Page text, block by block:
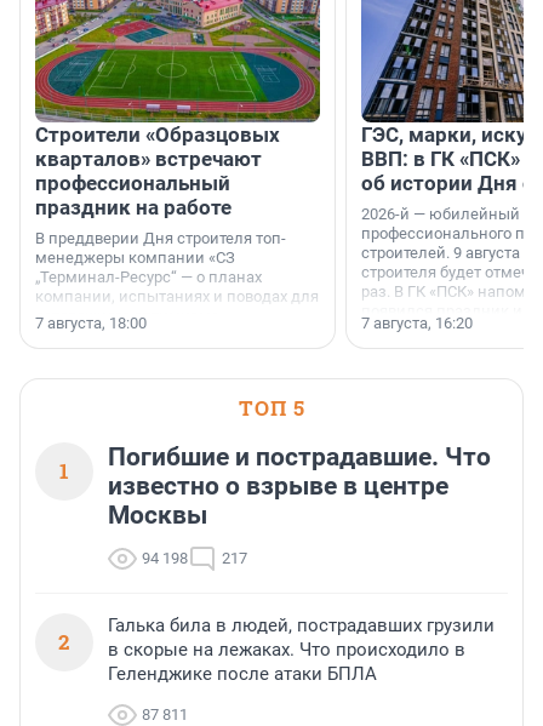
Строители «Образцовых
кварталов» встречают
профессиональный
праздник на работе
В преддверии Дня строителя топ-
менеджеры компании «СЗ
„Терминал-Ресурс“ — о планах
компании, испытаниях и поводах для
осторожного оптимизма.
7 августа, 18:00
ГЭС, марки,
ВВП: в ГК «ПСК»
об истории Дня
2026-й — юбилейный
профессионального
строителей. 9 августа
строителя будет
раз. В ГК «ПСК»
поменялась роль
7 августа, 16:20
ТОП 5
1
Погибшие и пострадавшие. Что
известно о взрыве в центре
Москвы
94 198 217
2
Галька била в людей, пострадавших грузили
в скорые на лежаках. Что происходило в
Геленджике после атаки БПЛА
87 811